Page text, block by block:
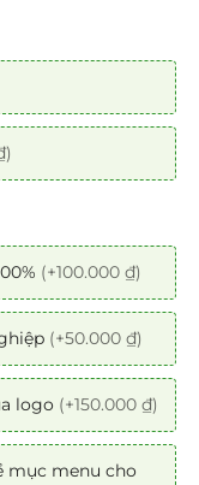
(+100.000 ₫)
(+50.000 ₫)
logo (+150.000 ₫)
mục menu cho